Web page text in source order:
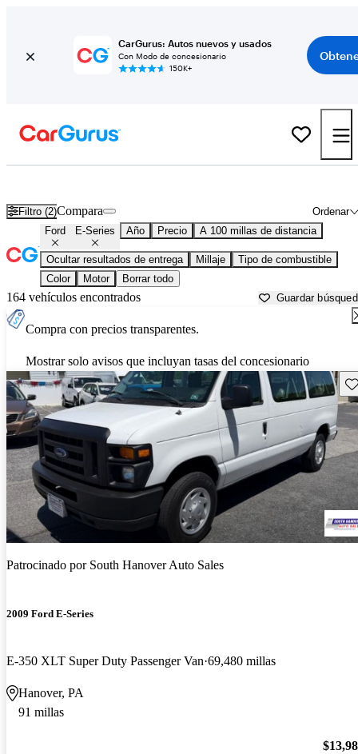
CarGurus: Autos nuevos y usados
Con Modo de concesionario
150K+
Filtro (2) Ordenar
Compara
Ford E-Series Año Precio A 100 millas de distancia
Ocultar resultados de entrega Millaje
Tipo de combustible
Color
Motor Borrar todo
164 vehículos encontrados Guardar
Compra con precios transparentes.
Mostrar solo avisos que incluyan tasas del concesionario
Patrocinado por South Hanover Auto Sales
2009 Ford E-Series
E-350 XLT Super Duty Passenger Van 69,480 millas
Hanover, PA
91 millas